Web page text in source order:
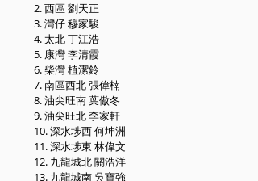
2. 西區 劉天正
3. 灣仔 穆家駿
4. 太北 丁江浩
5. 康灣 李清霞
6. 柴灣 植潔鈴
7. 南區西北 張偉楠
8. 油尖旺南 葉傲冬
9. 油尖旺北 李家軒
10. 深水埗西 何坤洲
11. 深水埗東 林偉文
12. 九龍城北 關浩洋
13. 九龍城南 吳寶強